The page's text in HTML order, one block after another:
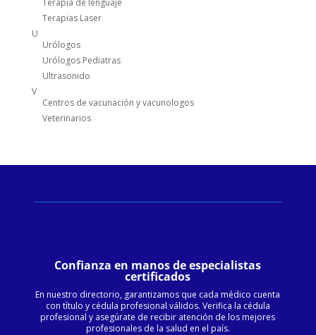
Terapias Laser
U
Urólogos
Urólogos Pediatras
Ultrasonido
V
Centros de vacunación y vacunologos
Veterinarios
Confianza en manos de especialistas
certificados
En nuestro directorio, garantizamos que cada médico cuenta
con título y cédula profesional válidos. Verifica la cédula
profesional y asegúrate de recibir atención de los mejores
profesionales de la salud en el país.